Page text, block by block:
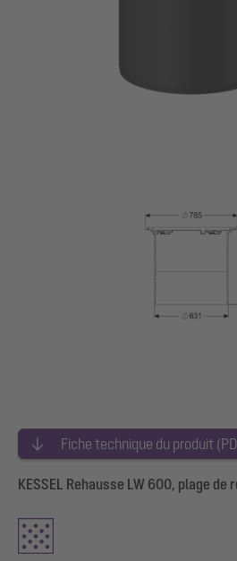
Fiche technique du produit
KESSEL Rehausse LW 600, plage de